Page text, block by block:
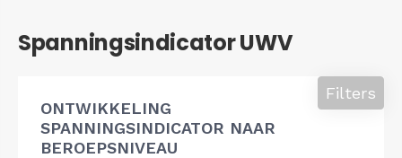
Spanningsindicator UWV
ONTWIKKELING
SPANNINGSINDICATOR NAAR
BEROEPSNIVEAU
Filters